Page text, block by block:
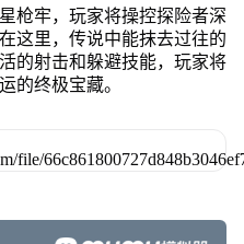
枪牢，玩家将操控探险者深
这里，传说中能抹去过往的
的射击和躲避技能，玩家将
的终极宝藏。